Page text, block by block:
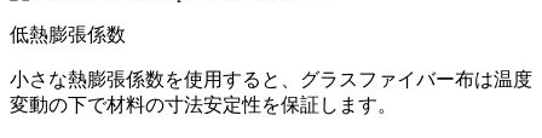
低熱膨張係数
小さな熱膨張係数を使用すると、グラスファイバー布は温度
変動の下で材料の寸法安定性を保証します。